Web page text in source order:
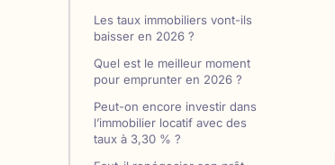
Les taux immobiliers vont-ils
baisser en 2026 ?
Quel est le meilleur moment
pour emprunter en 2026 ?
Peut-on encore investir dans
l’immobilier locatif avec des
taux à 3,30 % ?